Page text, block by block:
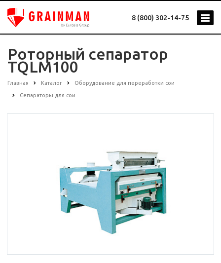
8 (800) 302-14-75
Роторный сепаратор
TQLM100
Главная Каталог Оборудование для переработки сои
Сепараторы для сои